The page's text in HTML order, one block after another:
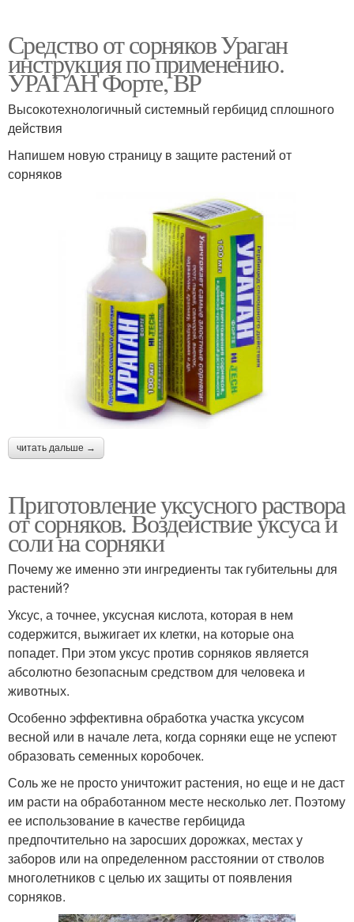
Средство от сорняков Ураган
инструкция по применению.
УРАГАН Форте, ВР
Высокотехнологичный системный гербицид сплошного
действия
Напишем новую страницу в защите растений от
сорняков
читать дальше →
Приготовление уксусного раствора
от сорняков. Воздействие уксуса и
соли на сорняки
Почему же именно эти ингредиенты так губительны для
растений?
Уксус, а точнее, уксусная кислота, которая в нем
содержится, выжигает их клетки, на которые она
попадет. При этом уксус против сорняков является
абсолютно безопасным средством для человека и
животных.
Особенно эффективна обработка участка уксусом
весной или в начале лета, когда сорняки еще не успеют
образовать семенных коробочек.
Соль же не просто уничтожит растения, но еще и не даст
им расти на обработанном месте несколько лет. Поэтому
ее использование в качестве гербицида
предпочтительно на заросших дорожках, местах у
заборов или на определенном расстоянии от стволов
многолетников с целью их защиты от появления
сорняков.